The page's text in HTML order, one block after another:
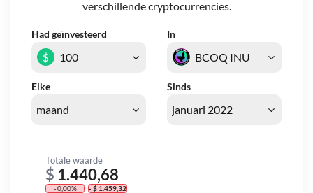
verschillende cryptocurrencies.
Had geïnvesteerd In
Elke Sinds
$
Totale waarde
$ 1.440,68
- 0,00% - $ 1.459,32